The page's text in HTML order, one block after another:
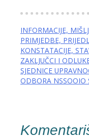
Navigacija
članaka
INFORMACIJE,
PRIMJEDBE,
KONSTATACIJE,
ZAKLJUČCI I
SJEDNICE
ODBORA NSSOOIO